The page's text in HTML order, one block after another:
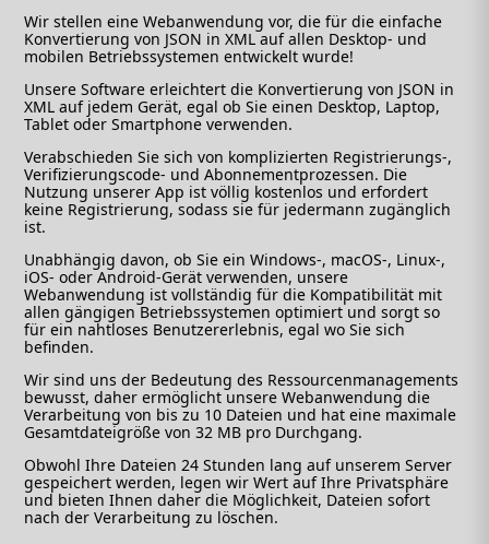
Wir stellen eine Webanwendung vor, die für die einfache
Konvertierung von JSON in XML auf allen Desktop- und
mobilen Betriebssystemen entwickelt wurde!
Unsere Software erleichtert die Konvertierung von JSON in
XML auf jedem Gerät, egal ob Sie einen Desktop, Laptop,
Tablet oder Smartphone verwenden.
Verabschieden Sie sich von komplizierten Registrierungs-,
Verifizierungscode- und Abonnementprozessen. Die
Nutzung unserer App ist völlig kostenlos und erfordert
keine Registrierung, sodass sie für jedermann zugänglich
ist.
Unabhängig davon, ob Sie ein Windows-, macOS-, Linux-,
iOS- oder Android-Gerät verwenden, unsere
Webanwendung ist vollständig für die Kompatibilität mit
allen gängigen Betriebssystemen optimiert und sorgt so
für ein nahtloses Benutzererlebnis, egal wo Sie sich
befinden.
Wir sind uns der Bedeutung des Ressourcenmanagements
bewusst, daher ermöglicht unsere Webanwendung die
Verarbeitung von bis zu 10 Dateien und hat eine maximale
Gesamtdateigröße von 32 MB pro Durchgang.
Obwohl Ihre Dateien 24 Stunden lang auf unserem Server
gespeichert werden, legen wir Wert auf Ihre Privatsphäre
und bieten Ihnen daher die Möglichkeit, Dateien sofort
nach der Verarbeitung zu löschen.